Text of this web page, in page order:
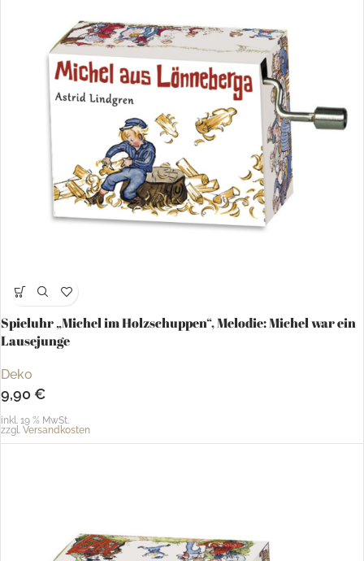
Spieluhr „Michel im Holzschuppen“, Melodie: Michel war ein
Lausejunge
Deko
9,90 €
inkl. 19 % MwSt.
zzgl. Versandkosten